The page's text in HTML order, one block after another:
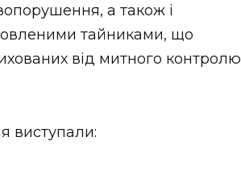
а також і
тайниками, що
вiд митного контролю
виступали: